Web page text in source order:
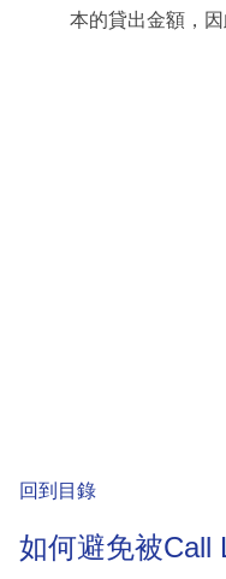
本的貸出金額，因
回到目錄
如何避免被Call